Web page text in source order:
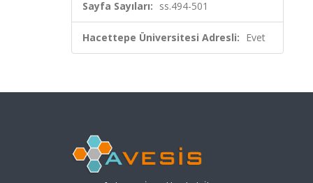
Sayfa Sayıları: ss.494-501
Hacettepe Üniversitesi Adresli: Evet